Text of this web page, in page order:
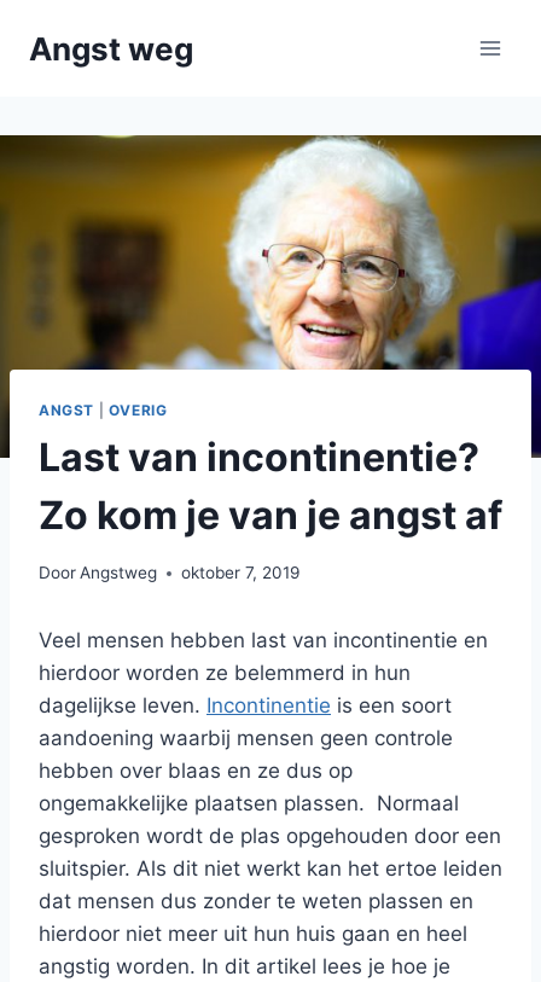
naarAngst weg
ANGST OVERIG
Last van incontinentie?
Zo kom je van je angst af
DoorAngstweg oktober 7, 2019
Veel mensen hebben last van incontinentie en
hierdoor worden ze belemmerd in hun
dagelijkse leven. Incontinentie is een soort
aandoening waarbij mensen geen controle
hebben over blaas en ze dus op
ongemakkelijke plaatsen plassen. Normaal
gesproken wordt de plas opgehouden door een
sluitspier. Als dit niet werkt kan het ertoe leiden
dat mensen dus zonder te weten plassen en
hierdoor niet meer uit hun huis gaan en heel
angstig worden. In dit artikel lees je hoe je